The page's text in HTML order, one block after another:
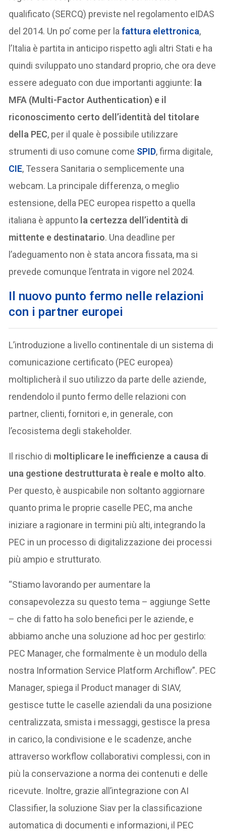
qualificato (SERCQ) previste nel regolamento eIDAS
del 2014. Un po’ come per lafattura elettronica,
l’Italia è partita in anticipo rispetto agli altri Stati e ha
quindi sviluppato uno standard proprio, che ora deve
essere adeguato con due importanti aggiunte: la
MFA (Multi-Factor Authentication) e il
riconoscimento certo dell’identità del titolare
della PEC, per il quale è possibile utilizzare
strumenti di uso comune come SPID, firma digitale,
CIE, Tessera Sanitaria o semplicemente una
webcam. La principale differenza, o meglio
estensione, della PEC europea rispetto a quella
italiana è appunto la certezza dell’identità di
mittente e destinatario. Una deadline per
l’adeguamento non è stata ancora fissata, ma si
prevede comunque l’entrata in vigore nel 2024.
Il nuovo punto fermo nelle relazioni
con i partner europei
L’introduzione a livello continentale di un sistema di
comunicazione certificato (PEC europea)
moltiplicherà il suo utilizzo da parte delle aziende,
rendendolo il punto fermo delle relazioni con
partner, clienti, fornitori e, in generale, con
l’ecosistema degli stakeholder.
Il rischio di moltiplicare le inefficienze a causa di
una gestione destrutturata è reale e molto alto.
Per questo, è auspicabile non soltanto aggiornare
quanto prima le proprie caselle PEC, ma anche
iniziare a ragionare in termini più alti, integrando la
PEC in un processo di digitalizzazione dei processi
più ampio e strutturato.
“Stiamo lavorando per aumentare la
consapevolezza su questo tema – aggiunge Sette
– che di fatto ha solo benefici per le aziende, e
abbiamo anche una soluzione ad hoc per gestirlo:
PEC Manager, che formalmente è un modulo della
nostra Information Service Platform Archiflow”. PEC
Manager, spiega il Product manager di SIAV,
gestisce tutte le caselle aziendali da una posizione
centralizzata, smista i messaggi, gestisce la presa
in carico, la condivisione e le scadenze, anche
attraverso workflow collaborativi complessi, con in
più la conservazione a norma dei contenuti e delle
ricevute. Inoltre, grazie all’integrazione con AI
Classifier, la soluzione Siav per la classificazione
automatica di documenti e informazioni, il PEC